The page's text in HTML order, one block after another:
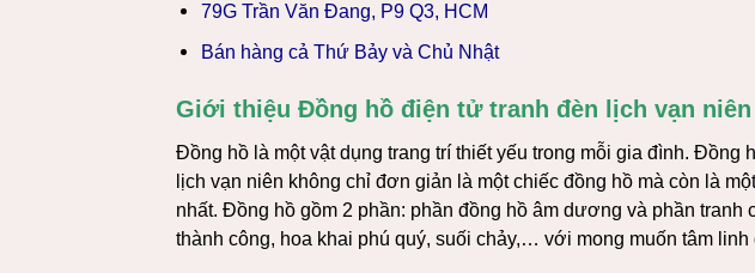
79G Trần Văn Đang, P9 Q3, HCM
Bán hàng cả Thứ Bảy và Chủ Nhật
Giới thiệu Đồng hồ điện tử tranh đèn lịch vạn niên
Đồng hồ là một vật dụng trang trí thiết yếu trong mỗi gia đình.
lịch vạn niên không chỉ đơn giản là một chiếc đồng hồ mà còn là
nhất. Đồng hồ gồm 2 phần: phần đồng hồ âm dương và phần
thành công, hoa khai phú quý, suối chảy,… với mong muốn tâm